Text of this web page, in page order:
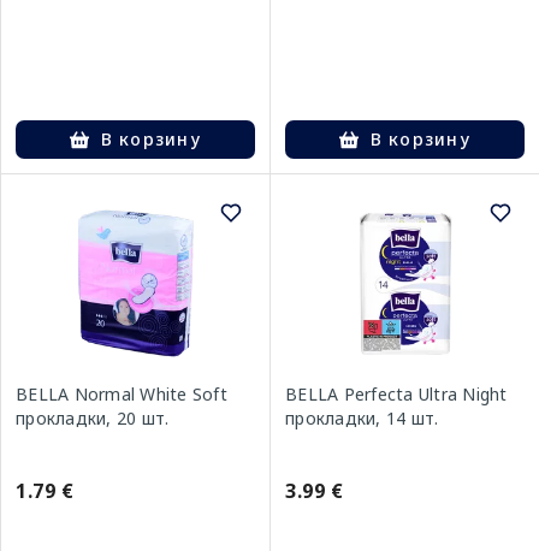
В корзину В корзину
BELLA Normal White Soft
прокладки, 20 шт.
1.79 €
BELLA Perfecta Ultra Night
прокладки, 14 шт.
3.99 €